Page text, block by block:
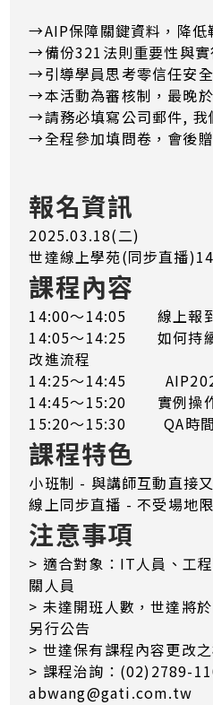
→AIP保障關鍵資料，降低
→備份321法則重要性與實
→引導學員思考零信任安
→本活動為審核制，最晚
​→​​​​​​請務必填寫公司郵件, 我
→全程參加填問卷，會後
報名資訊
2025.03.18(二)
世達線上學苑(同步直播
課程內容
14:00～14:05 線上報
14:05～14:25 如何持續
改進流程
14:25～14:45
14:45～15:20 實例操
15:20～15:30 QA時間
課程特色
小班制 - 與講師互動直接
線上同步直播 - 不受場地
注意事項
> 適合對象：IT人員、工
關人員
> 未達開班人數，世達將
另行公告
> 世達保有課程內容更改
> 課程治詢：(02)2789-
abwang@gati.com.tw